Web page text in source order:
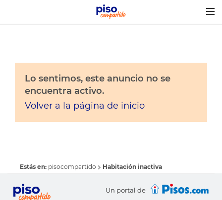
Lo sentimos, este anuncio no se
encuentra activo.
Volver a la página de inicio
Estás en: pisocompartido Habitación inactiva
Un portal de